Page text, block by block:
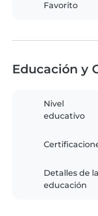
Favorito
Educación y
Nivel
educativo
Detalles de la
educación